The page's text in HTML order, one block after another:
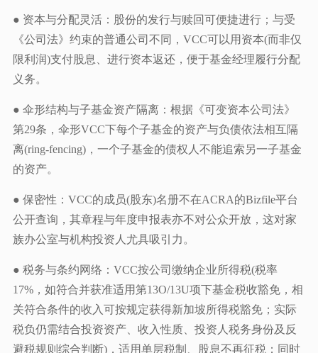
● 资本与分配灵活：股份的发行与赎回可便捷进行；与受
《公司法》约束的普通公司不同，VCC可以用资本(而非仅
限利润)支付股息、进行资本返还，便于基金经理履行分配
义务。
● 伞形结构与子基金资产隔离：根据《可变资本公司法》
第29条，伞形VCC下每个子基金的资产与负债依法相互隔
离(ring-fencing)，一个子基金的债权人不能追索另一子基金
的资产。
● 保密性：VCC的成员(股东)名册不在ACRA的Bizfile平台
公开查询，其章程与年度申报表亦不对公众开放，这对家
族办公室与机构投资人尤具吸引力。
● 税务与条约网络：VCC按公司缴纳企业所得税(税率
17%，如符合并获准适用第13O/13U项下基金税收豁免，相
关符合条件的收入可按规定获得新加坡所得税豁免；实际
税负仍需结合投资资产、收入性质、投资人税务身份及反
避税规则综合判断)，适用单层税制、股息不再征税；同时